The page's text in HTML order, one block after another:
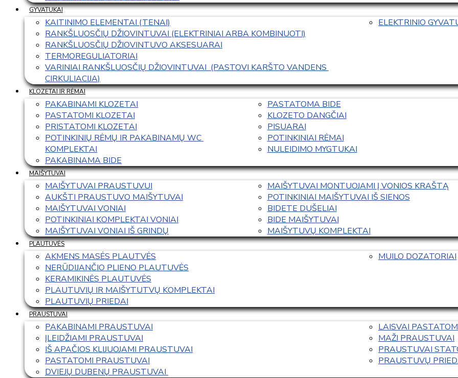
GYVATUKAI
KAITINIMO ELEMENTAI (TENAI)
RANKŠLUOSČIŲ DŽIOVINTUVAI (ELEKTRINIAI ARBA KOMBINUOTI)
RANKŠLUOSČIŲ DŽIOVINTUVO AKSESUARAI
TERMOREGULIATORIAI
VARINIAI RANKŠLUOSČIŲ DŽIOVINTUVAI  (PASTOVI KARŠTO VANDENS
CIRKULIACIJA)
ELEKTRINIO
KLOZETAI IR RĖMAI
PAKABINAMI KLOZETAI
PASTATOMI KLOZETAI
PRISTATOMI KLOZETAI
POTINKINIŲ RĖMŲ IR PAKABINAMŲ WC
KOMPLEKTAI
PAKABINAMA BIDE
PASTATOMA BIDE
KLOZETO DANGČIAI
PISUARAI
POTINKINIAI RĖMAI
NULEIDIMO MYGTUKAI
MAIŠYTUVAI
MAIŠYTUVAI PRAUSTUVUI
AUKŠTI PRAUSTUVO MAIŠYTUVAI
MAIŠYTUVAI VONIAI
POTINKINIAI KOMPLEKTAI VONIAI
MAIŠYTUVAI VONIAI IŠ GRINDŲ
MAIŠYTUVAI MONTUOJAMI Į VONIOS KRAŠTĄ
POTINKINIAI MAIŠYTUVAI IŠ SIENOS
BIDETE DUŠELIAI
BIDE MAIŠYTUVAI
MAIŠYTUVŲ KOMPLEKTAI
PLAUTUVĖS
AKMENS MASĖS PLAUTVĖS
NERŪDIJANČIO PLIENO PLAUTUVĖS
KERAMIKINĖS PLAUTUVĖS
PLAUTUVIŲ IR MAIŠYTUTVŲ KOMPLEKTAI
PLAUTUVIŲ PRIEDAI
MUILO DOZATORIAI
PRAUSTUVAI
PAKABINAMI PRAUSTUVAI
ĮLEIDŽIAMI PRAUSTUVAI
IŠ APAČIOS KLIJUOJAMI PRAUSTUVAI
PASTATOMI PRAUSTUVAI
DVIEJŲ DUBENŲ PRAUSTUVAI
LAISVAI
MAŽI PRAUSTUVAI
PRAUSTUVAI
PRAUSTUVŲ